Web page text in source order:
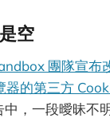
空
團隊宣布
的第三方
，一段曖昧不